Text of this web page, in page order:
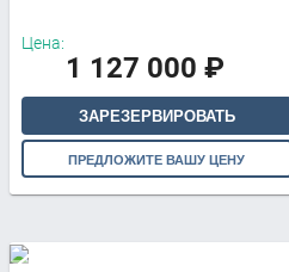
Цена:
1 127 000 ₽
ЗАРЕЗЕРВИРОВАТЬ
ПРЕДЛОЖИТЕ ВАШУ ЦЕНУ